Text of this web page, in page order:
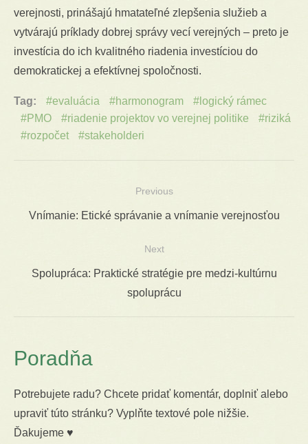
verejnosti, prinášajú hmatateľné zlepšenia služieb a
vytvárajú príklady dobrej správy vecí verejných – preto je
investícia do ich kvalitného riadenia investíciou do
demokratickej a efektívnej spoločnosti.
Tag: evaluácia harmonogram
logický rámec
PMO
riadenie projektov vo verejnej politike
riziká
rozpočet
stakeholderi
Navigácia
Previous
Previous
Vnímanie: Etické správanie a vnímanie verejnosťou
Next
Next
Spolupráca: Praktické stratégie pre medzi-kultúrnu
spoluprácu
Poradňa
Potrebujete radu? Chcete pridať komentár, doplniť alebo
upraviť túto stránku? Vyplňte textové pole nižšie.
Ďakujeme ♥